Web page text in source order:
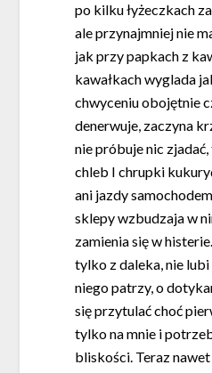
po kilku łyżeczkach
ale przynajmniej nie
jak przy papkach z
kawałkach wyglada
chwyceniu obojętnie
denerwuje, zaczyna
nie próbuje nic
chleb I chrupki
ani jazdy
sklepy wzbudzaja w
zamienia się w
tylko z daleka, nie
niego patrzy, o
się przytulać choć
tylko na mnie i
bliskości. Teraz